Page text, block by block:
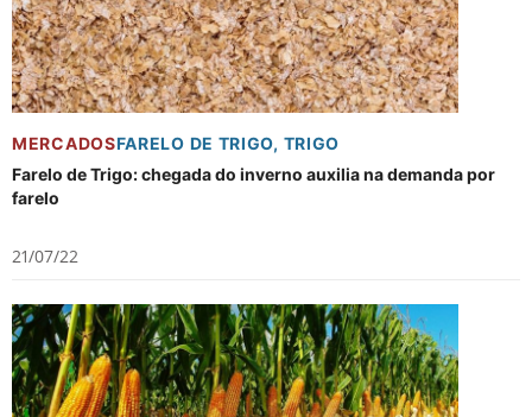
MERCADOSFARELO DE TRIGO, TRIGO
Farelo de Trigo: chegada do inverno auxilia na demanda por
farelo
21/07/22